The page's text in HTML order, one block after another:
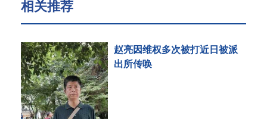
相关推荐
赵亮因维权多次被打近日被派
出所传唤